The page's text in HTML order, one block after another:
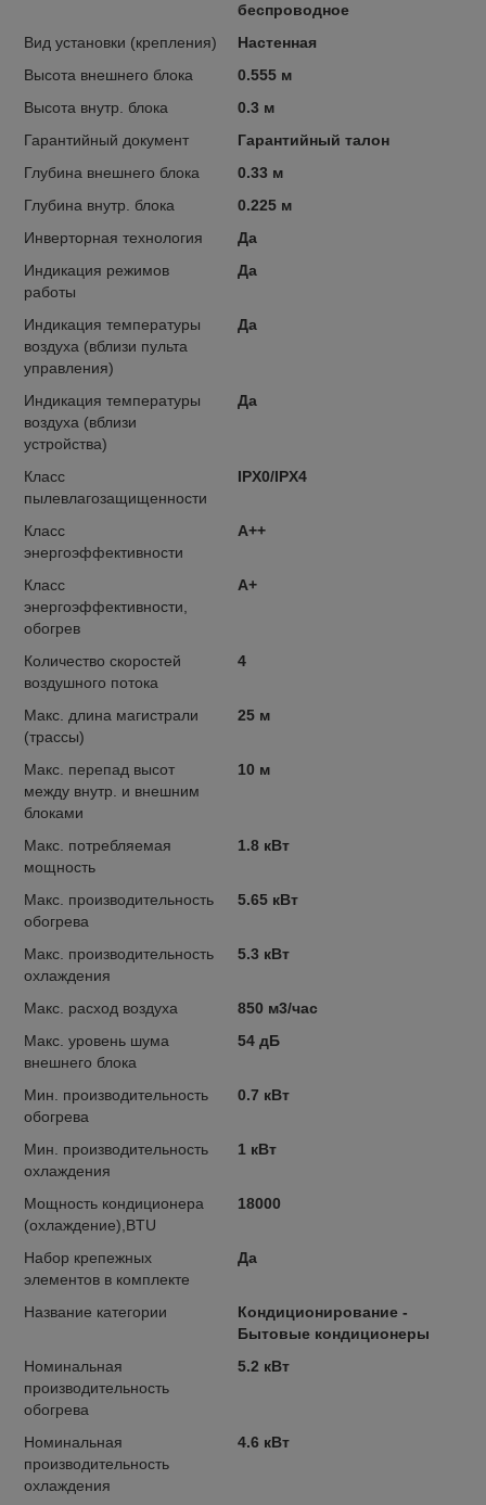
беспроводное
Вид установки (крепления)
Настенная
Высота внешнего блока
0.555 м
Высота внутр. блока
0.3 м
Гарантийный документ
Гарантийный талон
Глубина внешнего блока
0.33 м
Глубина внутр. блока
0.225 м
Инверторная технология
Да
Индикация режимов
работы
Да
Индикация температуры
воздуха (вблизи пульта
управления)
Да
Индикация температуры
воздуха (вблизи
устройства)
Да
Класс
пылевлагозащищенности
IPX0/IPX4
Класс
энергоэффективности
A++
Класс
энергоэффективности,
обогрев
A+
Количество скоростей
воздушного потока
4
Макс. длина магистрали
(трассы)
25 м
Макс. перепад высот
между внутр. и внешним
блоками
10 м
Макс. потребляемая
мощность
1.8 кВт
Макс. производительность
обогрева
5.65 кВт
Макс. производительность
охлаждения
5.3 кВт
Макс. расход воздуха
850 м3/час
Макс. уровень шума
внешнего блока
54 дБ
Мин. производительность
обогрева
0.7 кВт
Мин. производительность
охлаждения
1 кВт
Мощность кондиционера
(охлаждение),BTU
18000
Набор крепежных
элементов в комплекте
Да
Название категории
Кондиционирование -
Бытовые кондиционеры
Номинальная
производительность
обогрева
5.2 кВт
Номинальная
производительность
охлаждения
4.6 кВт